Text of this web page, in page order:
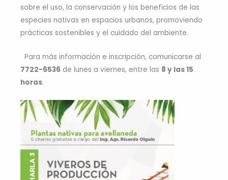
sobre el uso, la conservación y los beneficios de las
especies nativas en espacios urbanos, promoviendo
prácticas sostenibles y el cuidado del ambiente.
Para más información e inscripción, comunicarse al
7722-6536 de lunes a viernes, entre las 8 y las 15
horas.